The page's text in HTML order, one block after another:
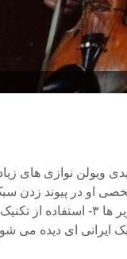
ویولن نوازی های
کند: ۱- سبک شخصی او در
یاحقی. ۲- تنوع قابل توجه